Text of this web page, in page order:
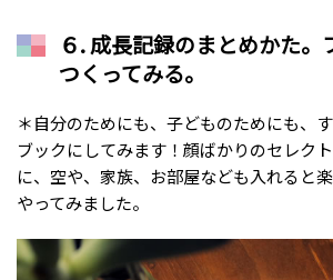
６. 成長記録のまとめかた。
つくってみる。
＊自分のためにも、子どものためにも、
ブックにしてみます！顔ばかりのセレク
に、空や、家族、お部屋なども入れると
やってみました。